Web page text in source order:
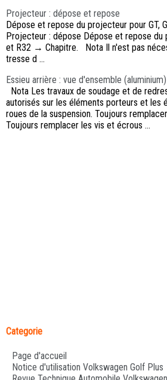
Projecteur : dépose et repose
Dépose et repose du projecteur pour GT,
Projecteur : dépose Dépose et repose du
et R32 → Chapitre. Nota Il n'est pas
tresse d ...
Essieu arrière : vue d'ensemble (aluminium)
Nota Les travaux de soudage et de
autorisés sur les éléments porteurs et les
roues de la suspension. Toujours
Toujours remplacer les vis et écrous ...
Categorie
Page d'accueil
Notice d'utilisation Volkswagen Golf Plus